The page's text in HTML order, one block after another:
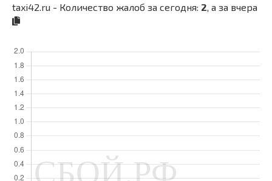
taxi42.ru - Количество жалоб за сегодня: 2 , а за вчера